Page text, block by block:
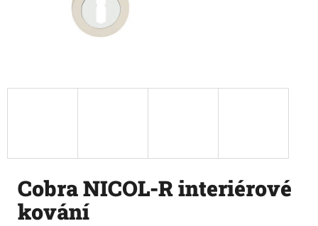
Cobra NICOL-R interiérové
kování